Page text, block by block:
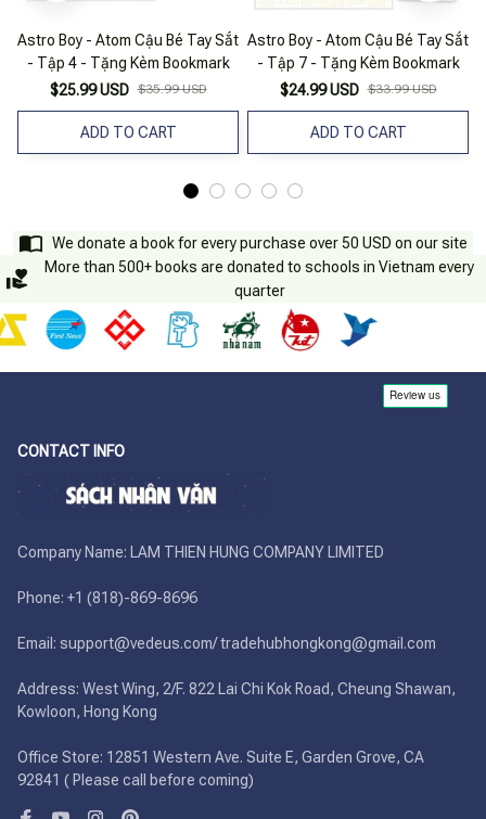
Astro Boy - Atom Cậu Bé Tay Sắt
- Tập 4 - Tặng Kèm Bookmark
$25.99 USD $35.99 USD
ADD TO CART
Astro Boy - Atom Cậu Bé Tay Sắt
- Tập 7 - Tặng Kèm Bookmark
$24.99 USD $33.99 USD
ADD TO CART
We donate a book for every purchase over 50 USD on our site
More than 500+ books are donated to schools in Vietnam every
quarter
CONTACT INFO
Company Name: LAM THIEN HUNG COMPANY LIMITED
Phone: +1 (818)-869-8696
Email: support@vedeus.com/ tradehubhongkong@gmail.com
Address: West Wing, 2/F. 822 Lai Chi Kok Road, Cheung Shawan,
Kowloon, Hong Kong
Office Store: 12851 Western Ave. Suite E, Garden Grove, CA
92841 ( Please call before coming)